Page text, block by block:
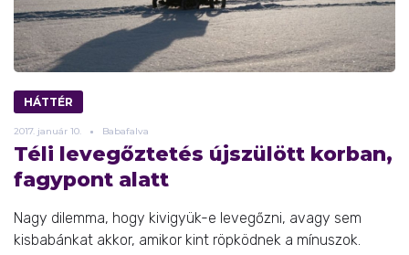
HÁTTÉR
2017. január 10. Babafalva
Téli levegőztetés újszülött korban,
fagypont alatt
Nagy dilemma, hogy kivigyük-e levegőzni, avagy sem
kisbabánkat akkor, amikor kint röpködnek a mínuszok.